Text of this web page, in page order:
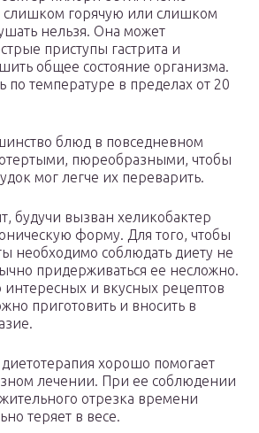
слишком горячую или слишком
нельзя. Она может
приступы гастрита и
общее состояние организма.
температуре в пределах от 20
блюд в повседневном
пюреобразными, чтобы
мог легче их переварить.
будучи вызван хеликобактер
форму. Для того, чтобы
необходимо соблюдать диету не
придерживаться ее несложно.
интересных и вкусных рецептов
приготовить и вносить в
хорошо помогает
лечении. При ее соблюдении
отрезка времени
теряет в весе.